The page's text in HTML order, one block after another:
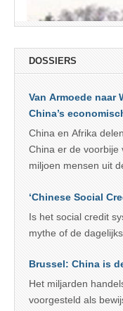
DOSSIERS
Van Armoede naar
China’s
China en Afrika
China er de voorbije
miljoen mensen uit
‘Chinese Social
Is het social credit
mythe of de
Brussel: China is
Het miljarden
voorgesteld als